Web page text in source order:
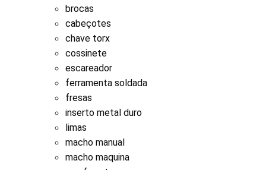
brocas
cabeçotes
chave torx
cossinete
escareador
ferramenta soldada
fresas
inserto metal duro
limas
macho manual
macho maquina